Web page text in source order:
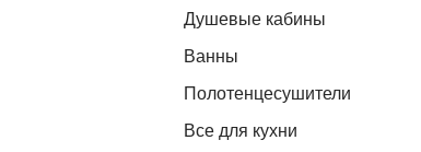
Душевые кабины
Ванны
Полотенцесушители
Все для кухни